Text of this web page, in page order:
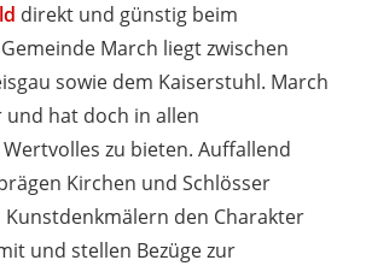
direkt und günstig beim
March liegt zwischen
sowie dem Kaiserstuhl. March
hat doch in allen
zu bieten. Auffallend
Kirchen und Schlösser
den Charakter
und stellen Bezüge zur